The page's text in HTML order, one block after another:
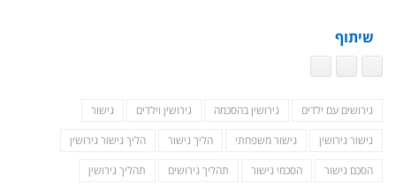
שיתוף
גירושים עם ילדים גירושין בהסכמה גירושין וילדים
גישור
גישור גירושין
גישור משפחתי הליך גישור
הליך גישור גירושין
הסכם גישור
הסכמי גישור תהליך גירושים תהליך גירושין